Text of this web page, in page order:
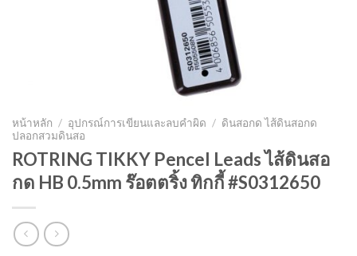
หน้าหลัก / อุปกรณ์การเขียนและลบคำผิด / ดินสอกด ไส้ดินสอกด
ปลอกสวมดินสอ
ROTRING TIKKY Pencel Leads ไส้ดินสอ
กด HB 0.5mm ร๊อตตริ้ง ทิกกี้ #S0312650